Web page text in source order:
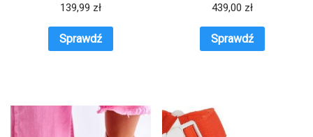
139,99 zł
Sprawdź
439,00 zł
Sprawdź